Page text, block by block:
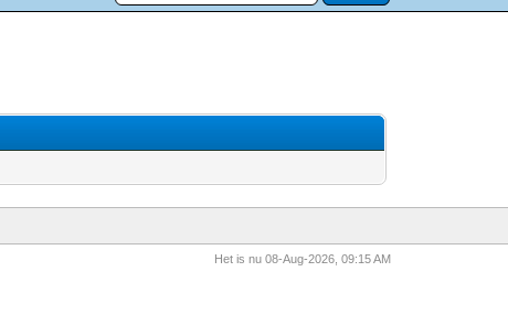
Het is nu 08-Aug-2026, 09:15 AM